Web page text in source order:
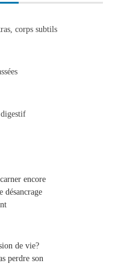
corps subtils
encore
désancrage
de vie?
perdre son